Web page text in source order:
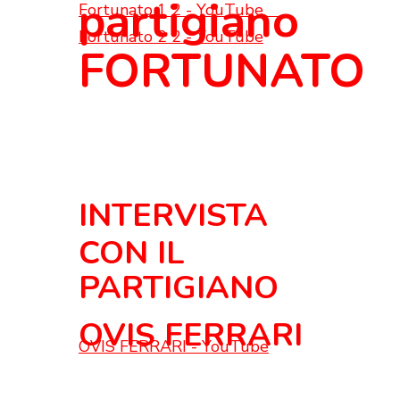
partigiano
FORTUNATO
Fortunato 1 2 - YouTube
Fortunato 2 2 - YouTube
INTERVISTA
CON IL
PARTIGIANO
OVIS FERRARI
OVIS FERRARI - YouTube